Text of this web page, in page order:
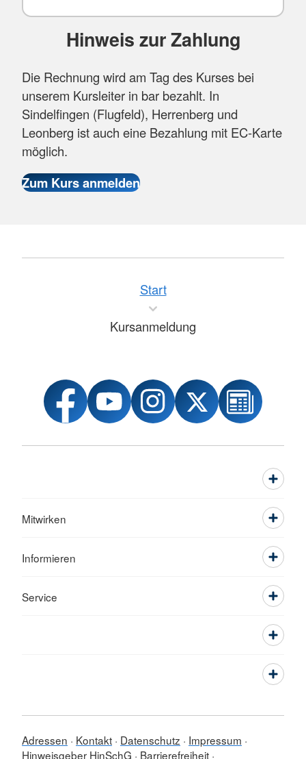
Hinweis zur Zahlung
Die Rechnung wird am Tag des Kurses bei
unserem Kursleiter in bar bezahlt. In
Sindelfingen (Flugfeld), Herrenberg und
Leonberg ist auch eine Bezahlung mit EC-Karte
möglich.
Start
Kursanmeldung
Mitwirken
Informieren
Service
Adressen Kontakt Datenschutz
Impressum
Hinweisgeber HinSchG
Barrierefreiheit